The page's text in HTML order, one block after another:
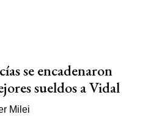
se encadenaron
sueldos a Vidal